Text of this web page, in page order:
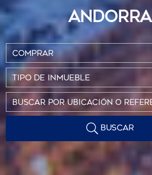
ANDORRA
COMPRAR
TIPO DE INMUEBLE
BUSCAR